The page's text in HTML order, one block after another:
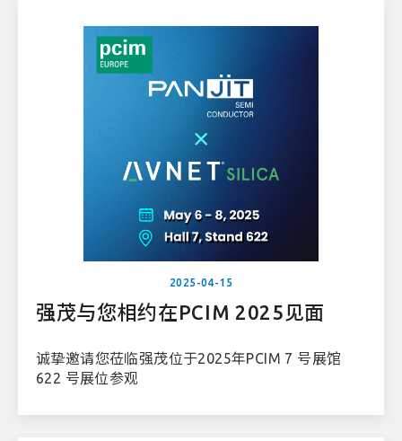
2025-04-15
强茂与您相约在PCIM 2025见面
诚挚邀请您莅临强茂位于2025年PCIM 7 号展馆
622 号展位参观